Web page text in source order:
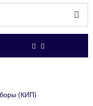
(КИП)